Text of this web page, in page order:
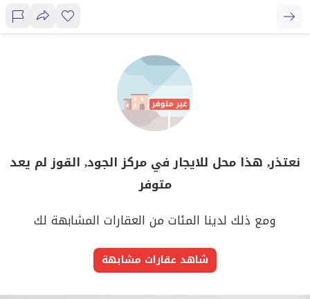
نعتذر, هذا محل للايجار في مركز الجود, القوز لم يعد
متوفر
ومع ذلك لدينا المئات من العقارات المشابهة لك
شاهد عقارات مشابهة